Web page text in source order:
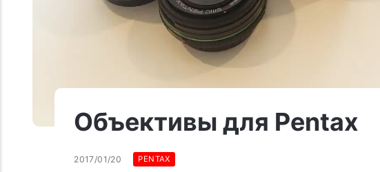
Объективы для Pentax
2017/01/20 PENTAX